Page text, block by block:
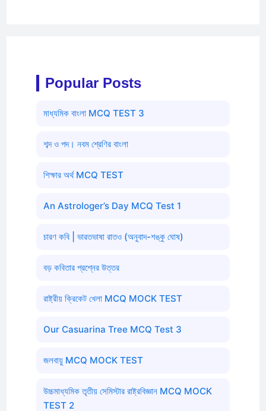
Popular Posts
মাধ্যমিক বাংলা MCQ TEST 3
শব্দ ও পদ। নবম শ্রেণির বাংলা
শিক্ষার অর্থ MCQ TEST
An Astrologer’s Day MCQ Test 1
চারণ কবি | ভারতভাষা রাতও (অনুবাদ-শঙ্কু ঘোষ)
বড় কবিতার প্রশ্নের উত্তর
রাষ্ট্রীয় ক্রিকেট খেলা MCQ MOCK TEST
Our Casuarina Tree MCQ Test 3
জলবায়ু MCQ MOCK TEST
উচ্চমাধ্যমিক তৃতীয় সেমিস্টার রাষ্ট্রবিজ্ঞান MCQ MOCK
TEST 2